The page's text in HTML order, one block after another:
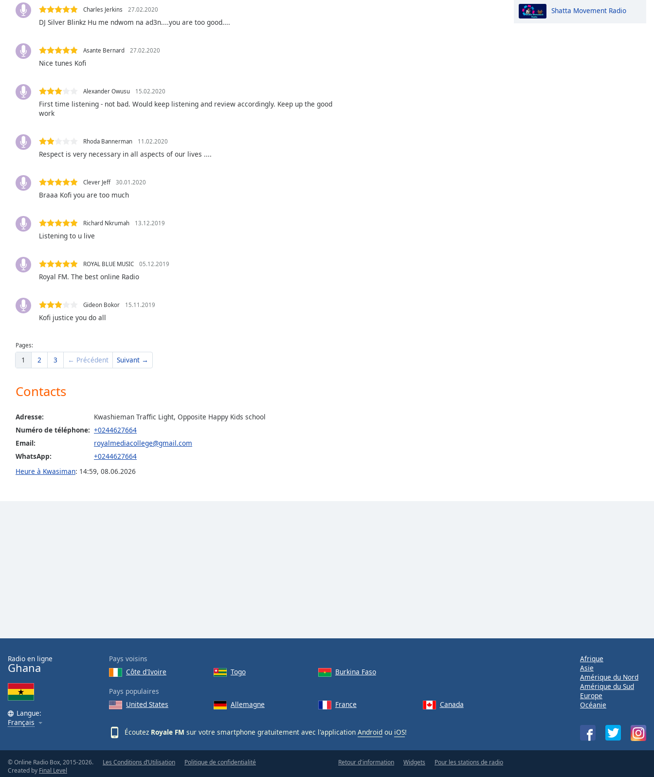
Subtitles
subtitles
opens
subtitles
settings
subtitles
off,
selected
Track
Fullscreen
modal
window.
Beginning
Escape
close
window.
Color
Background
Color
Text
Edge
Family
Close
Charles Jerkins 27.02.2020
DJ Silver Blinkz Hu me ndwom na ad3n....you are too good....
Asante Bernard 27.02.2020
Nice tunes Kofi
Alexander Owusu 15.02.2020
First time listening - not bad. Would keep listening and review accordingly. Keep up the good
work
Rhoda Bannerman 11.02.2020
Respect is very necessary in all aspects of our lives ....
Clever Jeff 30.01.2020
Braaa Kofi you are too much
Richard Nkrumah 13.12.2019
Listening to u live
ROYAL BLUE MUSIC 05.12.2019
Royal FM. The best online Radio
Gideon Bokor 15.11.2019
Kofi justice you do all
Pages:
1 2 3 ← Précédent Suivant →
Contacts
Adresse:
Kwashieman Traffic Light, Opposite Happy Kids school
Numéro de téléphone: +0244627664
Email:
royalmediacollege@gmail.com
WhatsApp:
+0244627664
Heure à Kwasiman: 14:59, 08.06.2026
Shatta Movement Radio
Radio en ligne
Ghana
Langue:
Français
Pays voisins
Côte d'Ivoire
Togo Burkina Faso
Pays populaires
United States
Allemagne France Canada
Écoutez Royale FM sur votre smartphone gratuitement avec l'application Android ou iOS!
Afrique
Asie
Amérique du Nord
Amérique du Sud
Europe
Océanie
© Online Radio Box, 2015-2026.
Created by Final Level
Les Conditions d’Utilisation Politique de confidentialité Retour d'information Widgets Pour les stations de radio